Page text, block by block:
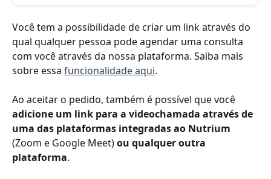
Você tem a possibilidade de criar um link através do
qual qualquer pessoa pode agendar uma consulta
com você através da nossa plataforma. Saiba mais
sobre essa funcionalidade aqui.
Ao aceitar o pedido, também é possível que você
adicione um link para a videochamada através de
uma das plataformas integradas ao Nutrium
(Zoom e Google Meet) ou qualquer outra
plataforma.